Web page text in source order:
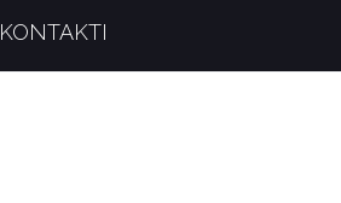
KONTAKTI